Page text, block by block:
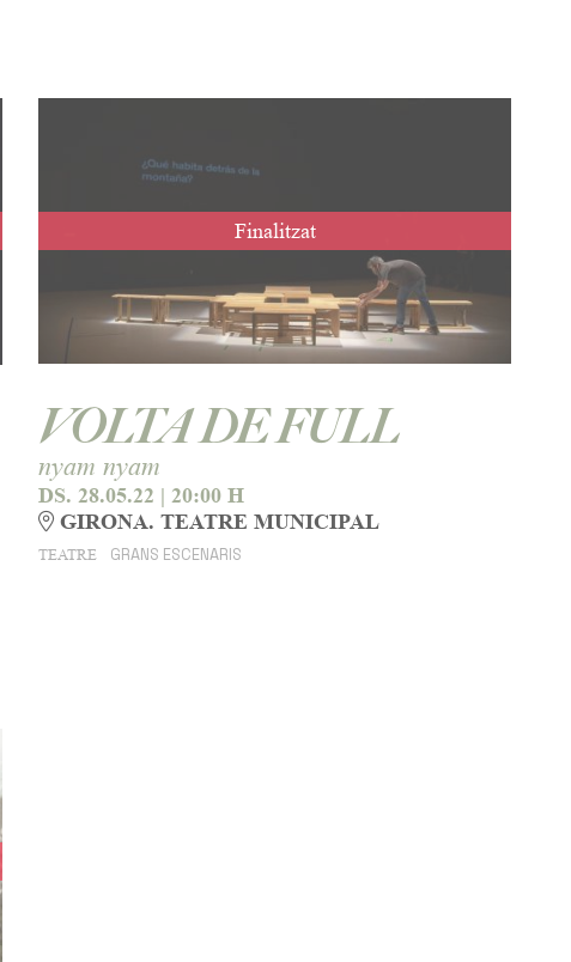
Finalitzat
VOLTA DE FULL
nyam nyam
DS. 28.05.22 |20:00 H
GIRONA. TEATRE MUNICIPAL
TEATRE GRANS ESCENARIS